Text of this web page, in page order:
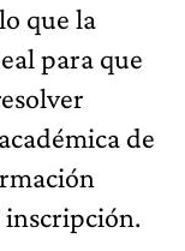
que la
para que
de
inscripción.